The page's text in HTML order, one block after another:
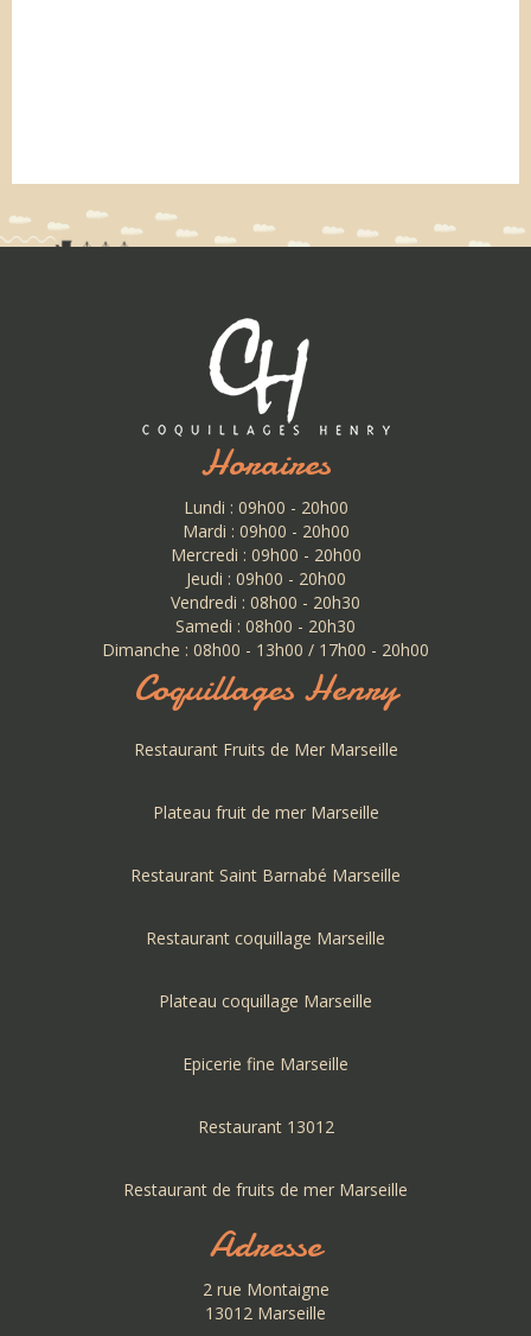
Horaires
Lundi : 09h00 - 20h00
Mardi : 09h00 - 20h00
Mercredi : 09h00 - 20h00
Jeudi : 09h00 - 20h00
Vendredi : 08h00 - 20h30
Samedi : 08h00 - 20h30
Dimanche : 08h00 - 13h00 / 17h00 - 20h00
Coquillages Henry
Restaurant Fruits de Mer Marseille
Plateau fruit de mer Marseille
Restaurant Saint Barnabé Marseille
Restaurant coquillage Marseille
Plateau coquillage Marseille
Epicerie fine Marseille
Restaurant 13012
Restaurant de fruits de mer Marseille
Adresse
2 rue Montaigne
13012 Marseille